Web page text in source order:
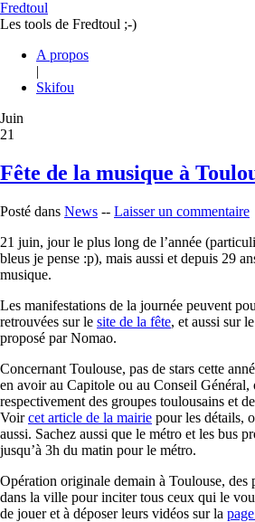
Fredtoul
Les tools de Fredtoul ;-)
A propos
|
Skifou
Juin
21
Fête de la musique à
Posté dans News -- Laisser un commentaire
21 juin, jour le plus long de l’année
bleus je pense :p), mais aussi et depuis 29
musique.
Les manifestations de la journée peuvent
retrouvées sur le site de la fête, et aussi sur
proposé par Nomao.
Concernant Toulouse, pas de stars cette
en avoir au Capitole ou au Conseil Général,
respectivement des groupes toulousains et
Voircet article de la mairie pour les détails,
aussi. Sachez aussi que le métro et les bus
jusqu’à 3h du matin pour le métro.
Opération originale demain à Toulouse, des
dans la ville pour inciter tous ceux qui le
de jouer et à déposer leurs vidéos sur la